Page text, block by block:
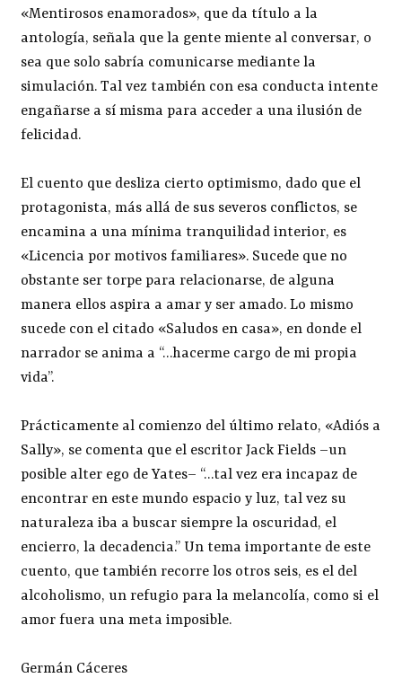
«Mentirosos enamorados», que da título a la
antología, señala que la gente miente al conversar, o
sea que solo sabría comunicarse mediante la
simulación. Tal vez también con esa conducta intente
engañarse a sí misma para acceder a una ilusión de
felicidad.
El cuento que desliza cierto optimismo, dado que el
protagonista, más allá de sus severos conflictos, se
encamina a una mínima tranquilidad interior, es
«Licencia por motivos familiares». Sucede que no
obstante ser torpe para relacionarse, de alguna
manera ellos aspira a amar y ser amado. Lo mismo
sucede con el citado «Saludos en casa», en donde el
narrador se anima a “…hacerme cargo de mi propia
vida”.
Prácticamente al comienzo del último relato, «Adiós a
Sally», se comenta que el escritor Jack Fields –un
posible alter ego de Yates– “…tal vez era incapaz de
encontrar en este mundo espacio y luz, tal vez su
naturaleza iba a buscar siempre la oscuridad, el
encierro, la decadencia.” Un tema importante de este
cuento, que también recorre los otros seis, es el del
alcoholismo, un refugio para la melancolía, como si el
amor fuera una meta imposible.
Germán Cáceres